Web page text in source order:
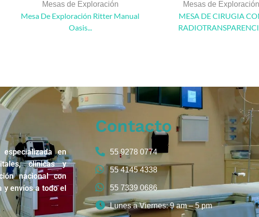
Mesas de Exploración
Mesa De Exploración Ritter Manual
Oasis...
Mesas de Exploración
MESA DE CIRUGIA
en
clínicas y
nacional con
y envíos a todo el
Contacto
55 9278 0774
55 4145 4338
55 7339 0686
Lunes a Viernes: 9 am – 5 pm